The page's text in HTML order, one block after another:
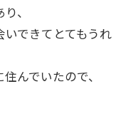
、
できてとてもうれ
んでいたので、